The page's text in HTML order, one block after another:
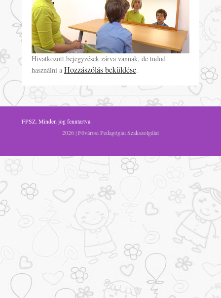
Hivatkozott bejegyzések zárva vannak, de tudod
használni a Hozzászólás beküldése.
FPSZ. Minden jog fenntartva.
2026 | Fővárosi Pedagógiai Szakszolgálat